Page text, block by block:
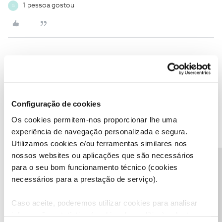
Configuração de cookies
Os cookies permitem-nos proporcionar lhe uma
experiência de navegação personalizada e segura.
Utilizamos cookies e/ou ferramentas similares nos
nossos websites ou aplicações que são necessários
para o seu bom funcionamento técnico (cookies
necessários para a prestação de serviço).
Caso aceite, poderemos utilizar cookies para analisar
G 1 pessoa gostou
Forum|Forum|5 years ago
Pedimos desculpa pela demora na nossa resposta.
na fatura, para além do período que já nos indicou?
Ajude a comunidade a encontrar informação relevante. Marque
como "Melhor Resposta" e faça "Like" nos melhores comentários.